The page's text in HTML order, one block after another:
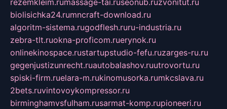
rezemkleim.rumassage-tai.ruseonub.ruzvonitut.ru
biolisichka24.rumncraft-download.ru
algoritm-sistema.rugodflesh.ruru-industria.ru
zebra-tlt.ruokna-proficom.ruerynok.ru
onlinekinospace.rustartupstudio-fefu.ruzarges-ru.ru
gegenjustizunrecht.ruautobalashov.ruutrovortu.ru
spiski-firm.ruelara-m.rukinomusorka.rumkcslava.ru
2bets.ruvintovoykompressor.ru
birminghamvsfulham.rusarmat-komp.rupioneeri.ru